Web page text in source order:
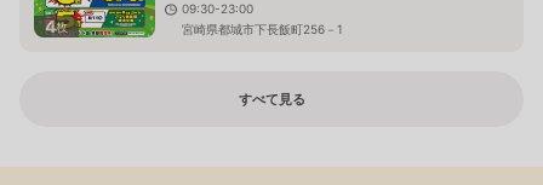
4枚
09:30-23:00
宮崎県都城市下長飯町256－1
すべて見る